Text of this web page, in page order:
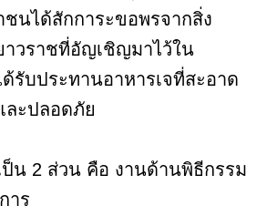
ชนได้สักการะขอพรจากสิ่ง
าวราชที่อัญเชิญมาไว้ใน
บประทานอาหารเจที่สะอาด
ะปลอดภัย
ป็น 2 ส่วน คือ งานด้านพิธีกรรม
าร